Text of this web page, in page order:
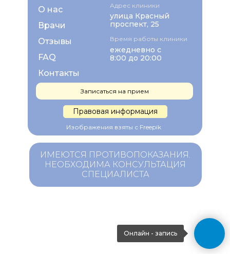
Правовая информация
Врачи
О нас
Отзывы
FAQ
Контакты
ежедневно с
8:00 до 20:00
Время работы клиники
Адрес клиники
улица Красный
проспект, 25
Записаться на прием
Изображения взяты с Freepik
ИМЕЮТСЯ ПРОТИВОПОКАЗАНИЯ.
НЕОБХОДИМА КОНСУЛЬТАЦИЯ
СПЕЦИАЛИСТА
Онлайн - запись